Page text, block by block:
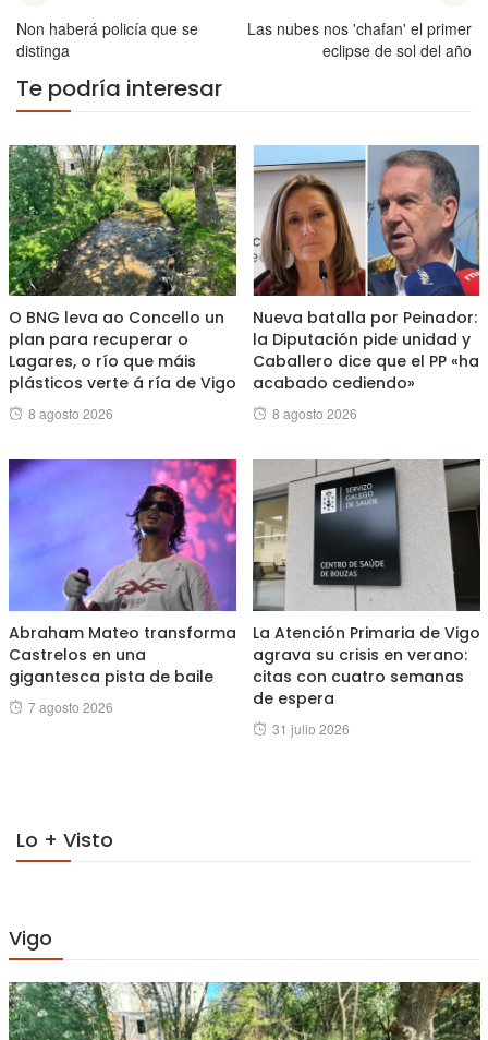
Non haberá policía que se
distinga
Las nubes nos 'chafan' el primer
eclipse de sol del año
Te podría interesar
O BNG leva ao Concello un
plan para recuperar o
Lagares, o río que máis
plásticos verte á ría de Vigo
Posted
8 agosto 2026
Nueva batalla por Peinador:
la Diputación pide unidad y
Caballero dice que el PP «ha
acabado cediendo»
Posted
8 agosto 2026
Abraham Mateo transforma
Castrelos en una
gigantesca pista de baile
Posted
7 agosto 2026
La Atención Primaria de Vigo
agrava su crisis en verano:
citas con cuatro semanas
de espera
Posted
31 julio 2026
Lo + Visto
Vigo